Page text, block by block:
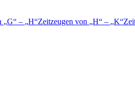
G – H Zeitzeugen von H – K